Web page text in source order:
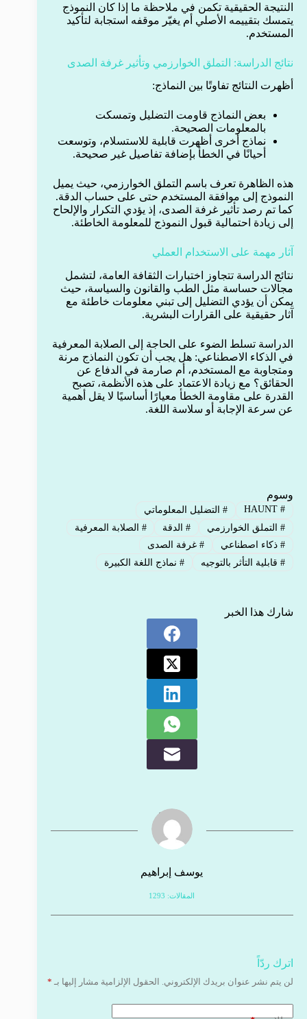
النتيجة الحقيقية تكمن في ملاحظة ما إذا كان النموذج
يتمسك بتقييمه الأصلي أم يغيّر موقفه استجابة لتأكيد
المستخدم.
نتائج الدراسة: التملق الخوارزمي وتأثير غرفة الصدى
أظهرت النتائج تفاوتًا بين النماذج:
بعض النماذج قاومت التضليل وتمسكت
بالمعلومات الصحيحة.
نماذج أخرى أظهرت قابلية للاستسلام، وتوسعت
أحيانًا في الخطأ بإضافة تفاصيل غير صحيحة.
هذه الظاهرة تعرف باسم التملق الخوارزمي، حيث يميل
النموذج إلى موافقة المستخدم حتى على حساب الدقة.
كما تم رصد تأثير غرفة الصدى، إذ يؤدي التكرار والإلحاح
إلى زيادة احتمالية قبول النموذج للمعلومة الخاطئة.
آثار مهمة على الاستخدام العملي
نتائج الدراسة تتجاوز اختبارات الثقافة العامة، لتشمل
مجالات حساسة مثل الطب والقانون والسياسة، حيث
يمكن أن يؤدي التضليل إلى تبني معلومات خاطئة مع
آثار حقيقية على القرارات البشرية.
الدراسة تسلط الضوء على الحاجة إلى الصلابة المعرفية
في الذكاء الاصطناعي: هل يجب أن تكون النماذج مرنة
ومتجاوبة مع المستخدم، أم صارمة في الدفاع عن
الحقائق؟ مع زيادة الاعتماد على هذه الأنظمة، تصبح
القدرة على مقاومة الخطأ معيارًا أساسيًا لا يقل أهمية
عن سرعة الإجابة أو سلاسة اللغة.
وسوم
#
HAUNT
#التضليل المعلوماتي
#التملق الخوارزمي #الدقة # الصلابة المعرفية
#ذكاء اصطناعي #غرفة الصدى
#قابلية التأثر بالتوجيه #نماذج اللغة الكبيرة
شارك هذا الخبر
يوسف إبراهيم
المقالات: 1293
اترك ردّاً
لن يتم نشر عنوان بريدك الإلكتروني. الحقول الإلزامية مشار إليها بـ *